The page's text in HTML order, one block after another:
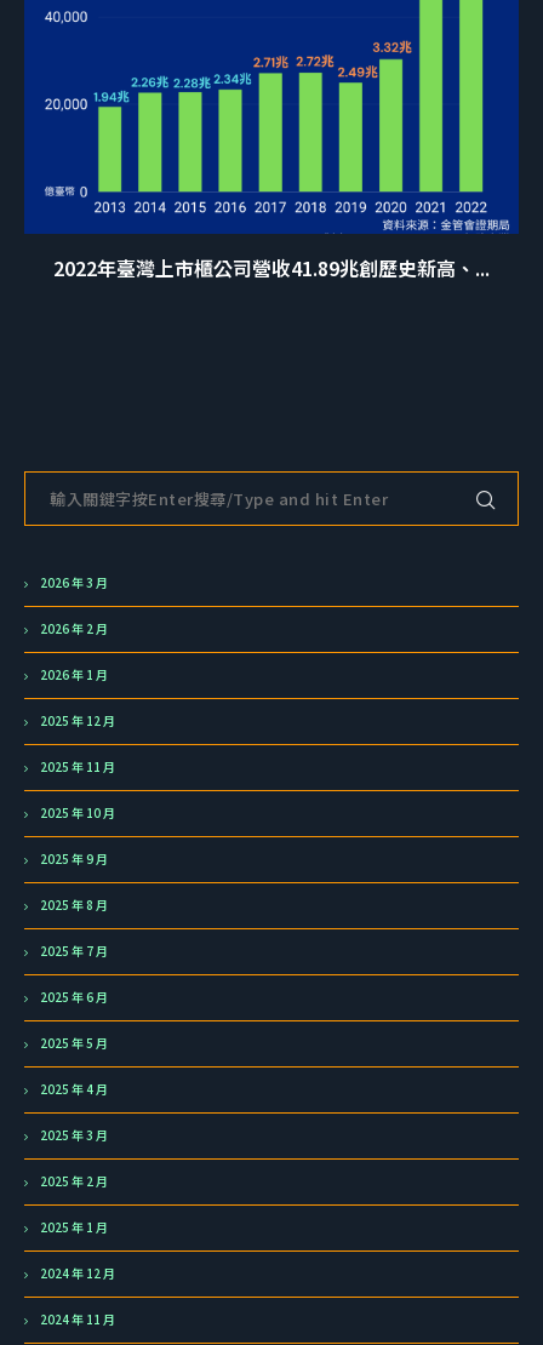
2022年臺灣上市櫃公司營收41.89兆創歷史新高、...
2026 年 3 月
2026 年 2 月
2026 年 1 月
2025 年 12 月
2025 年 11 月
2025 年 10 月
2025 年 9 月
2025 年 8 月
2025 年 7 月
2025 年 6 月
2025 年 5 月
2025 年 4 月
2025 年 3 月
2025 年 2 月
2025 年 1 月
2024 年 12 月
2024 年 11 月